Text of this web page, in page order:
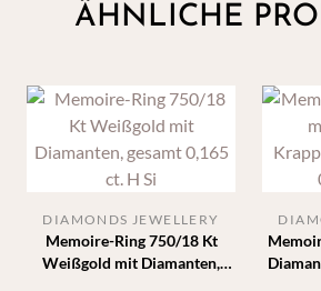
ÄHNLICHE
Memoire-Ring 750/18 Kt
Weißgold mit Diamanten,
DIAMONDS JEWELLERY